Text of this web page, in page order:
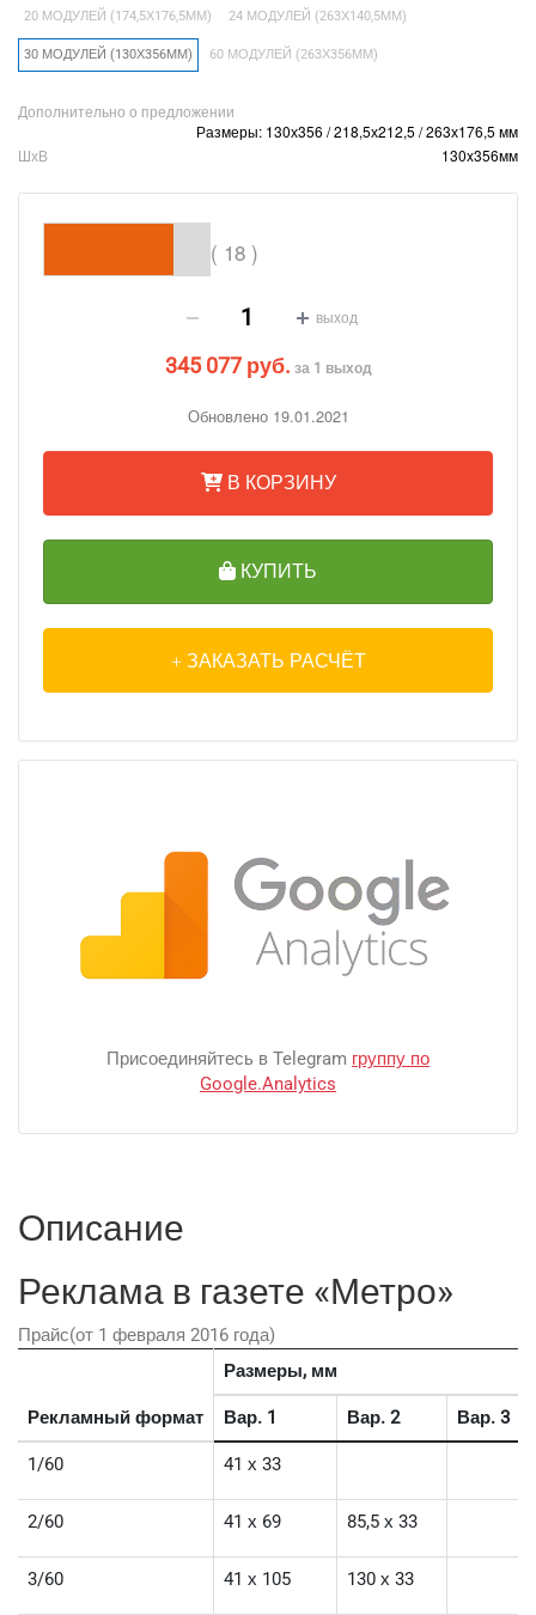
20 МОДУЛЕЙ (174,5Х176,5ММ) 24 МОДУЛЕЙ (263Х140,5ММ)
30 МОДУЛЕЙ (130Х356ММ) 60 МОДУЛЕЙ (263Х356ММ)
Дополнительно о предложении
Размеры: 130х356 / 218,5х212,5 / 263х176,5 мм
ШхВ
130x356мм
( 18 )
выход
345 077 руб. за 1 выход
Обновлено 19.01.2021
В КОРЗИНУ
КУПИТЬ
ЗАКАЗАТЬ РАСЧЁТ
Присоединяйтесь в Telegram группу по
Google.Analytics
Описание
Реклама в газете «Метро»
Прайс(от 1 февраля 2016 года)
Рекламный формат
Размеры, мм
Вар. 1 Вар. 2 Вар. 3
1/60 41 х 33
2/60 41 х 69 85,5 х 33
3/60 41 х 105 130 х 33